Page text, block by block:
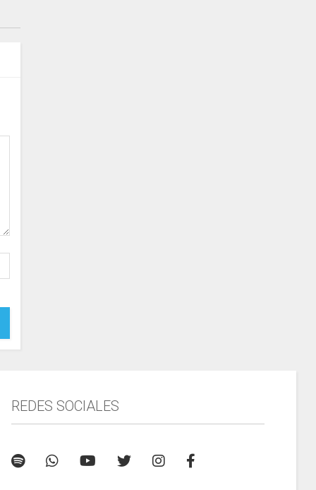
REDES SOCIALES